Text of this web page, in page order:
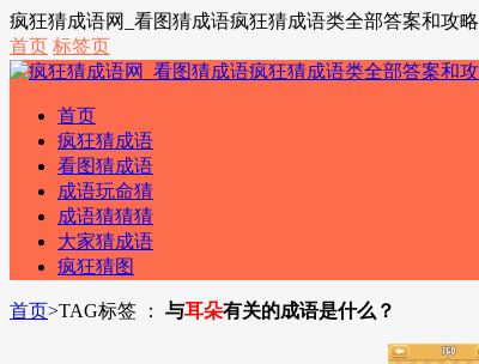
疯狂猜成语网_看图猜成语疯狂猜成语类全部答案和攻略
首页 标签页
首页
疯狂猜成语
看图猜成语
成语玩命猜
成语猜猜猜
大家猜成语
疯狂猜图
首页>TAG标签 ： 与耳朵有关的成语是什么？